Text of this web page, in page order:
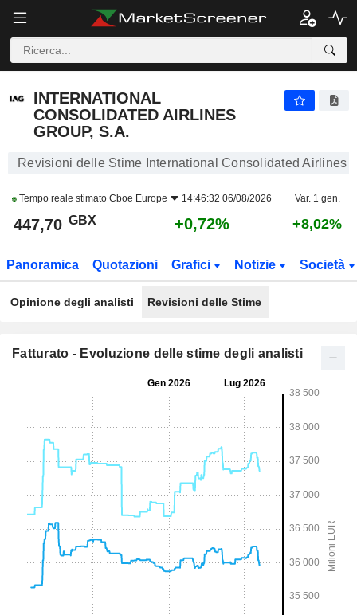
INTERNATIONAL
CONSOLIDATED AIRLINES
GROUP, S.A.
Revisioni delle Stime International Consolidated Airlines
Tempo reale stimato Cboe Europe 14:46:32 06/08/2026 Var. 1 gen.
447,70 GBX +0,72% +8,02%
Panoramica Quotazioni Grafici Notizie Società
Opinione degli analisti Revisioni delle Stime
Fatturato - Evoluzione delle stime degli analisti